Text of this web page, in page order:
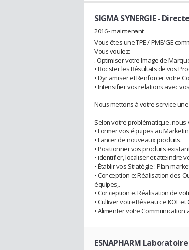
SIGMA SYNERGIE-
2016 - maintenant
Vous êtes une TPE / PME/GE
Vous voulez:
. Optimiser votre Image de
• Booster les Résultats de vos
• Dynamiser et Renforcer votre
• Intensifier vos relations avec
Nous mettons à votre service
Selon votre problématique, nous
• Former vos équipes au
• Lancer de nouveaux produits.
• Positionner vos produits
• Identifier, localiser et atteindre
• Établir vos Stratégie : Plan
• Conception et Réalisation des
équipes,.
• Conception et Réalisation de
• Cultiver votre Réseau de KOL et
• Alimenter votre
ESNAPHARM Laboratoire